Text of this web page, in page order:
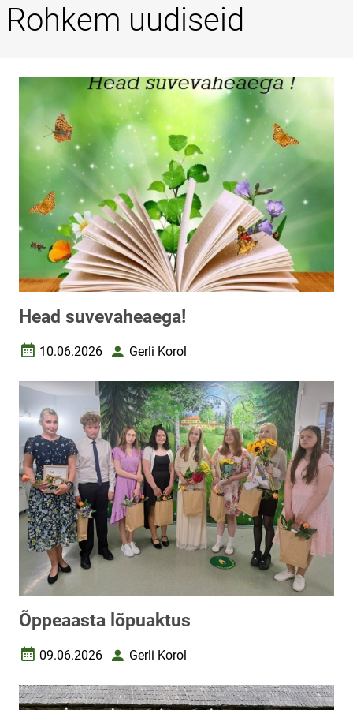
Rohkem uudiseid
Head suvevaheaega!
Loomise kuupäev
10.06.2026 AutorGerli Korol
Õppeaasta lõpuaktus
Loomise kuupäev
09.06.2026 AutorGerli Korol